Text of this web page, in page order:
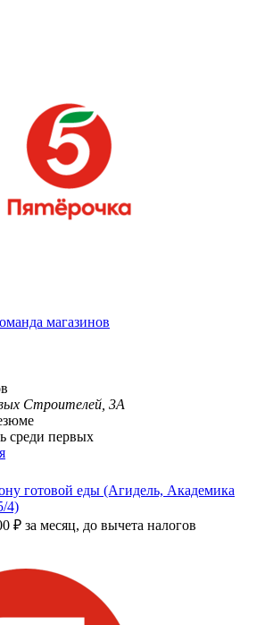
магазинов
Строителей, 3А
среди первых
готовой еды (Агидель, Академика
4)
₽ за месяц, до вычета налогов